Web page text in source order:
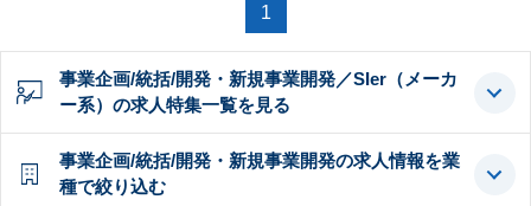
1
事業企画/統括/開発・新規事業開発／SIer（メーカ
ー系）の求人特集一覧を見る
事業企画/統括/開発・新規事業開発の求人情報を業
種で絞り込む